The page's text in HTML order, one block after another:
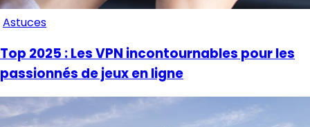
Astuces
Top 2025 : Les VPN incontournables pour les
passionnés de jeux en ligne